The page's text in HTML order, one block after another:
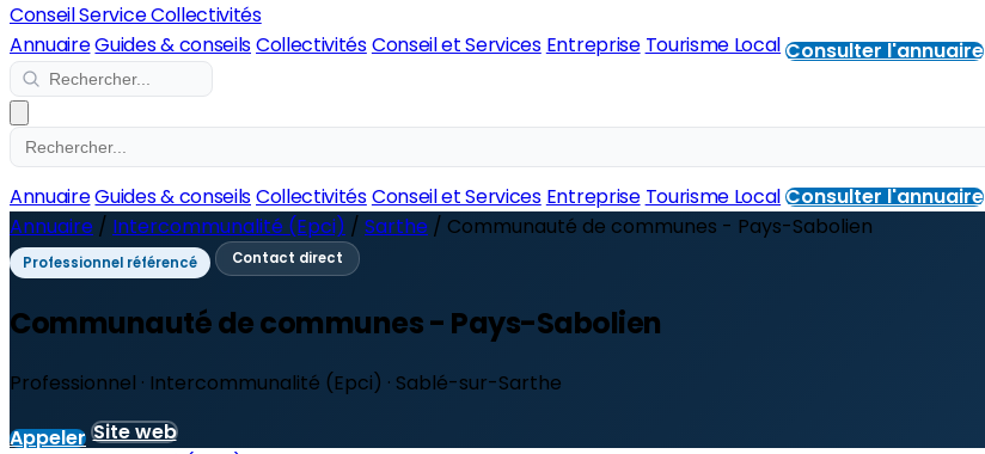
Conseil Service Collectivités
AnnuaireGuides & conseilsCollectivitésConseil et Services Entreprise Tourisme LocalConsulter l'annuaire
AnnuaireGuides & conseilsCollectivitésConseil et Services Entreprise Tourisme LocalConsulter l'annuaire
Annuaire / Intercommunalité (Epci) / Sarthe / Communauté de communes - Pays-Sabolien
Professionnel référencé Contact direct
Communauté de communes - Pays-Sabolien
Professionnel · Intercommunalité (Epci) · Sablé-sur-Sarthe
Appeler Site web